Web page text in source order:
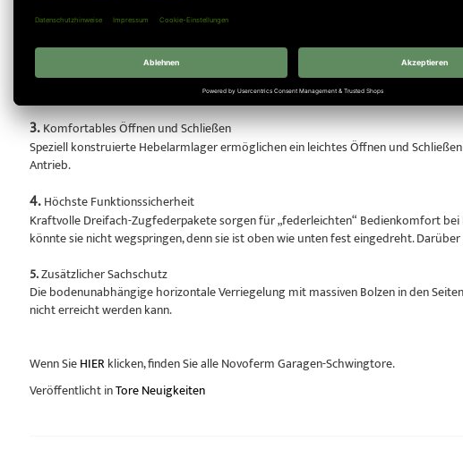
ganz gleich, ob Gegenstand oder Person, stoppt und öffnet es sofort beim
2.
Schützt Eigentum: Vorbildliche Einbruchhemmung
Das automatische Novoferm Schwingtor-System schützt Ihr Eigentum
Verriegelung durch massive Bolzen in der Zarge, zusätzliche Verriegelung
3.Komfortables Öffnen und Schließen
Speziell konstruierte Hebelarmlager ermöglichen ein leichtes Öffnen und
Antrieb.
4. Höchste Funktionssicherheit
Kraftvolle Dreifach-Zugfederpakete sorgen für „federleichten“ Bedienkomfort
könnte sie nicht wegspringen, denn sie ist oben wie unten fest eingedreht.
5.Zusätzlicher Sachschutz
Die bodenunabhängige horizontale Verriegelung mit massiven Bolzen in den
nicht erreicht werden kann.
Wenn SieHIER klicken, finden Sie alle Novoferm Garagen-Schwingtore.
Veröffentlicht inTore Neuigkeiten